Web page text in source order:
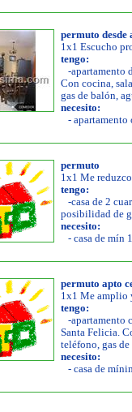
permuto
1x1 Escucho
tengo:
-apartamento
Con cocina,
gas de balón,
necesito:
- apartamento
permuto
1x1 Me
tengo:
-casa de 2
posibilidad de
necesito:
- casa de mín
permuto apto
1x1 Me amplio
tengo:
-apartamento
Santa Felicia.
teléfono, gas
necesito:
- casa de